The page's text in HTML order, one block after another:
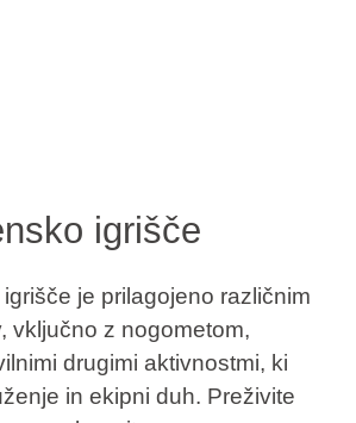
igrišče
je prilagojeno različnim
vključno z nogometom,
drugimi aktivnostmi, ki
in ekipni duh. Preživite